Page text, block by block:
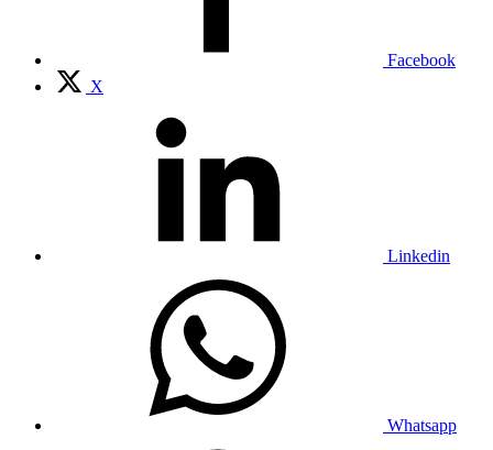
Facebook
X
Linkedin
Whatsapp